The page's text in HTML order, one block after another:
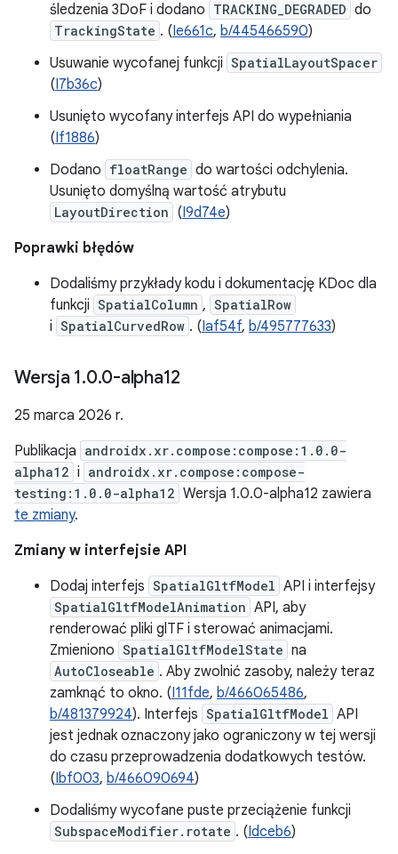
śledzenia 3DoF i dodano TRACKING_DEGRADED do
TrackingState . (Ie661c, b/445466590)
Usuwanie wycofanej funkcji SpatialLayoutSpacer
(I7b36c)
Usunięto wycofany interfejs API do wypełniania
(If1886)
Dodano floatRange do wartości odchylenia.
Usunięto domyślną wartość atrybutu
LayoutDirection (I9d74e)
Poprawki błędów
Dodaliśmy przykłady kodu i dokumentację KDoc dla
funkcji SpatialColumn , SpatialRow
i SpatialCurvedRow . (Iaf54f, b/495777633)
Wersja 1.0.0-alpha12
25 marca 2026 r.
Publikacja androidx.xr.compose:compose:1.0.0-
alpha12 i androidx.xr.compose:compose-
testing:1.0.0-alpha12 Wersja 1.0.0-alpha12 zawiera
te zmiany.
Zmiany w interfejsie API
Dodaj interfejs SpatialGltfModel API i interfejsy
SpatialGltfModelAnimation API, aby
renderować pliki glTF i sterować animacjami.
Zmieniono SpatialGltfModelState na
AutoCloseable . Aby zwolnić zasoby, należy teraz
zamknąć to okno. (I11fde, b/466065486,
b/481379924). Interfejs SpatialGltfModel API
jest jednak oznaczony jako ograniczony w tej wersji
do czasu przeprowadzenia dodatkowych testów.
(Ibf003, b/466090694)
Dodaliśmy wycofane puste przeciążenie funkcji
SubspaceModifier.rotate . (Idceb6)